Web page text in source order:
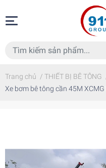
Trang chủ / THIẾT BỊ BÊ TÔNG
Xe bơm bê tông cần 45M